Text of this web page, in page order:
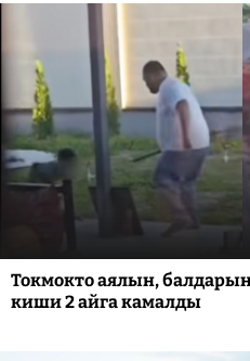
Токмокто аялын,
киши 2 айга камалды